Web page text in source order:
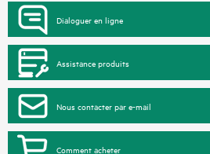
Dialoguer en ligne
Assistance produits
Nous contacter par e-mail
Comment acheter